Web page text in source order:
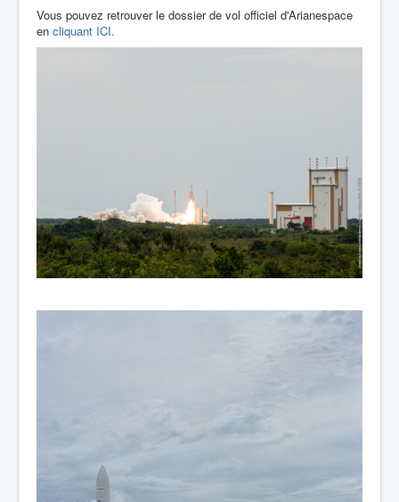
Vous pouvez retrouver le dossier de vol officiel d'Arianespace
en cliquant ICI.